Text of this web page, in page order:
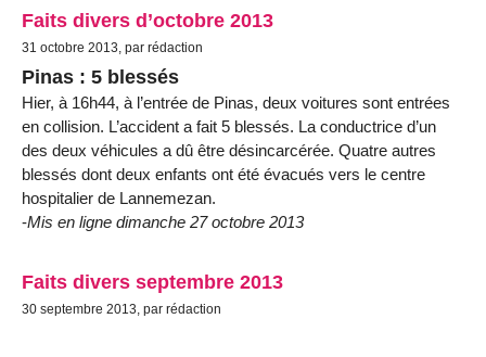
Faits divers d’octobre 2013
31 octobre 2013, par rédaction
Pinas : 5 blessés
Hier, à 16h44, à l’entrée de Pinas, deux voitures sont entrées
en collision. L’accident a fait 5 blessés. La conductrice d’un
des deux véhicules a dû être désincarcérée. Quatre autres
blessés dont deux enfants ont été évacués vers le centre
hospitalier de Lannemezan.
-Mis en ligne dimanche 27 octobre 2013
Faits divers septembre 2013
30 septembre 2013, par rédaction